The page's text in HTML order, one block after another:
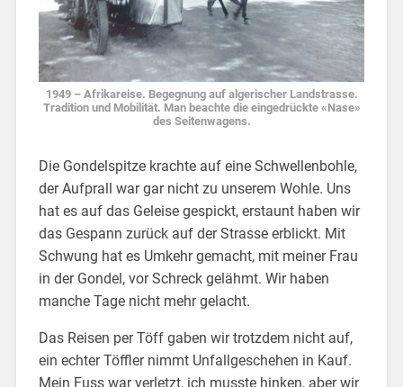
1949 – Afrikareise. Begegnung auf algerischer Landstrasse.
Tradition und Mobilität. Man beachte die eingedrückte «Nase»
des Seitenwagens.
Die Gondelspitze krachte auf eine Schwellenbohle,
der Aufprall war gar nicht zu unserem Wohle. Uns
hat es auf das Geleise gespickt, erstaunt haben wir
das Gespann zurück auf der Strasse erblickt. Mit
Schwung hat es Umkehr gemacht, mit meiner Frau
in der Gondel, vor Schreck gelähmt. Wir haben
manche Tage nicht mehr gelacht.
Das Reisen per Töff gaben wir trotzdem nicht auf,
ein echter Töffler nimmt Unfallgeschehen in Kauf.
Mein Fuss war verletzt, ich musste hinken, aber wir